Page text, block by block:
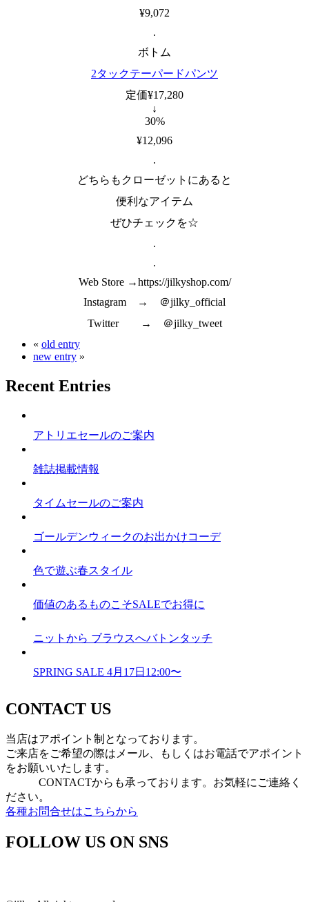
¥9,072
.
ボトム
2タックテーパードパンツ
定価¥17,280
↓
30%
¥12,096
.
どちらもクローゼットにあると
便利なアイテム
ぜひチェックを☆
.
.
Web Store →https://jilkyshop.com/
Instagram → ＠jilky_official
Twitter → ＠jilky_tweet
« old entry
new entry »
Recent Entries
アトリエセールのご案内
雑誌掲載情報
タイムセールのご案内
ゴールデンウィークのお出かけコーデ
色で遊ぶ春スタイル
価値のあるものこそSALEでお得に
ニットから ブラウスへバトンタッチ
SPRING SALE 4月17日12:00〜
CONTACT US
当店はアポイント制となっております。
ご来店をご希望の際はメール、もしくはお電話でアポイント
をお願いいたします。
CONTACTからも承っております。お気軽にご連絡く
ださい。
各種お問合せはこちらから
FOLLOW US ON SNS